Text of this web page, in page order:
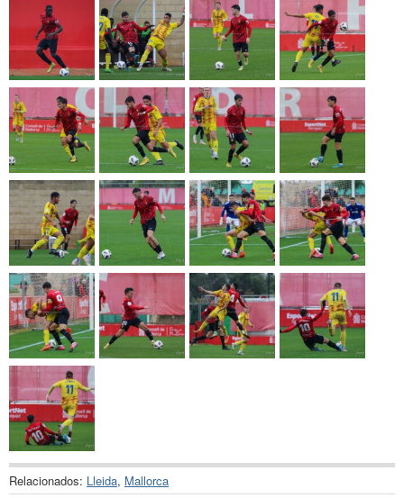
Relacionados: Lleida, Mallorca